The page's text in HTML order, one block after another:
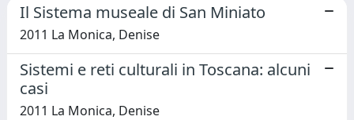
Il Sistema museale di San Miniato
2011 La Monica, Denise
Sistemi e reti culturali in Toscana: alcuni
casi
2011 La Monica, Denise